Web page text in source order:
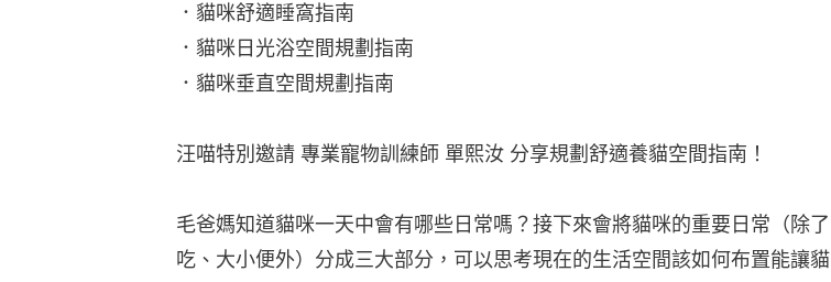
．貓咪舒適睡窩指南
．貓咪日光浴空間規劃指南
．貓咪垂直空間規劃指南
汪喵特別邀請 專業寵物訓練師 單熙汝 分享規劃舒適養貓空間指南！
毛爸媽知道貓咪一天中會有哪些日常嗎？接下來會將貓咪的重要日常（除了
吃、大小便外）分成三大部分，可以思考現在的生活空間該如何布置能讓貓